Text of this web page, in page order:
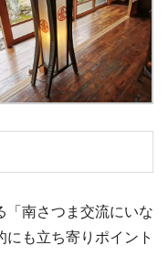
「南さつま交流にいな
も立ち寄りポイント